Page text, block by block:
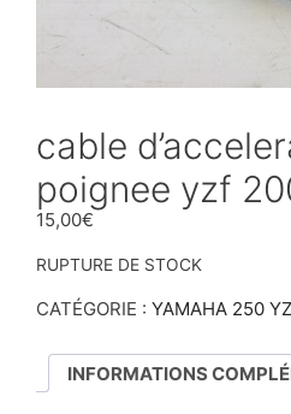
cable
poignee yzf
15,00€
RUPTURE DE STOCK
CATÉGORIE : YAMAHA 250
INFORMATIONS